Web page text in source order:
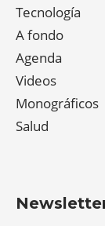
Tecnología
A fondo
Agenda
Videos
Monográficos
Salud